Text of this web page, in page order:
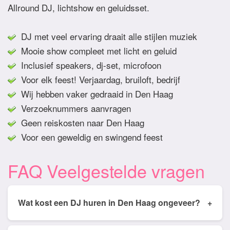
Allround DJ, lichtshow en geluidsset.
DJ met veel ervaring draait alle stijlen muziek
Mooie show compleet met licht en geluid
Inclusief speakers, dj-set, microfoon
Voor elk feest! Verjaardag, bruiloft, bedrijf
Wij hebben vaker gedraaid in Den Haag
Verzoeknummers aanvragen
Geen reiskosten naar Den Haag
Voor een geweldig en swingend feest
FAQ Veelgestelde vragen
Wat kost een DJ huren in Den Haag ongeveer? +